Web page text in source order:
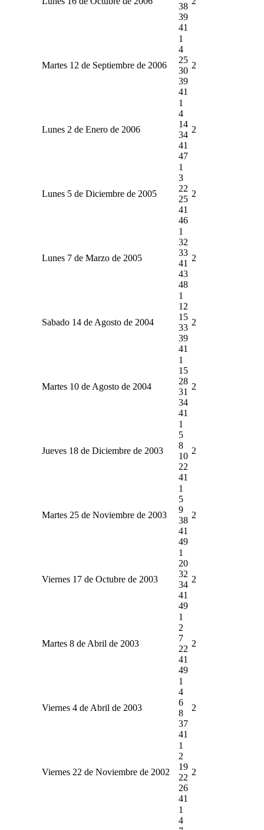
38
39
41
Martes 12 de Septiembre de 2006
1
4
25
30
39
41
2
Lunes 2 de Enero de 2006
1
4
14
34
41
47
2
Lunes 5 de Diciembre de 2005
1
3
22
25
41
46
2
Lunes 7 de Marzo de 2005
1
32
33
41
43
48
2
Sabado 14 de Agosto de 2004
1
12
15
33
39
41
2
Martes 10 de Agosto de 2004
1
15
28
31
34
41
2
Jueves 18 de Diciembre de 2003
1
5
8
10
22
41
2
Martes 25 de Noviembre de 2003
1
5
9
38
41
49
2
Viernes 17 de Octubre de 2003
1
20
32
34
41
49
2
Martes 8 de Abril de 2003
1
2
7
22
41
49
2
Viernes 4 de Abril de 2003
1
4
6
8
37
41
2
Viernes 22 de Noviembre de 2002
1
2
19
22
26
41
2
1
4